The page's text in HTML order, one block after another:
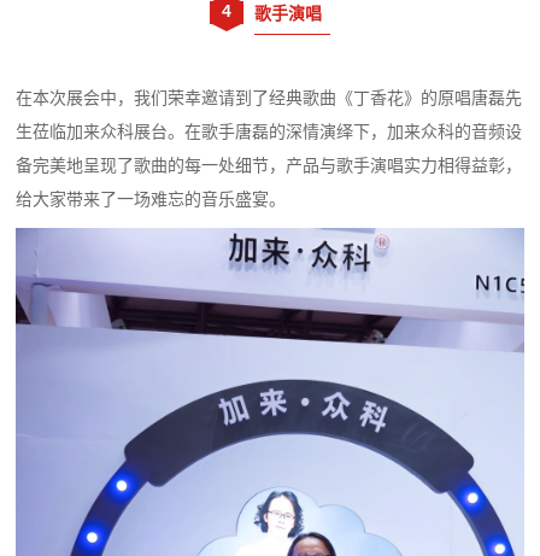
4 歌手演唱
在本次展会中，我们荣幸邀请到了经典歌曲 《丁香花》 的原唱唐磊先
生莅临加来众科展台。在歌手唐磊的深情演绎下，加来众科的音频设
备完美地呈现了歌曲的每一处细节，产品与歌手演唱实力相得益彰，
给大家带来了一场难忘的音乐盛宴。